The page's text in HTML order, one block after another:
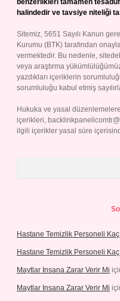
benzerlikleri tamamen
halindedir ve tavsiye niteliği
Sitemiz, 5651 Sayılı Kanun
Kurumu (BTK) tarafından
vermektedir. Bu nedenle,
veya araştırma
yazdıkları içeriklerin
sorumluluğu kabul etmiş
Hukuka ve yasal
içerikleri,
ilgili içerikler yasal süre
Hastane Temizlik Personeli Kaç
Hastane Temizlik Personeli Kaç
Maytlar Insana Zarar Verir Mi
Maytlar Insana Zarar Verir Mi